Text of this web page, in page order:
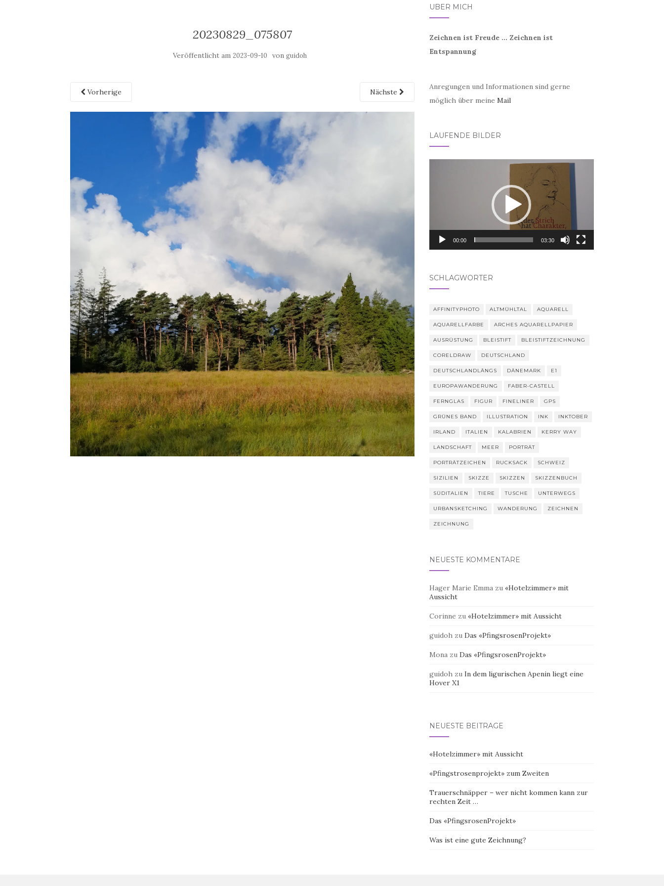
20230829_075807
Veröffentlicht am 2023-09-10 von guidoh
Vorherige Nächste
ÜBER MICH
Zeichnen ist Freude ... Zeichnen ist
Entspannung
Anregungen und Informationen sind gerne
möglich über meine Mail
LAUFENDE BILDER
00:00 03:30
SCHLAGWÖRTER
AFFINITYPHOTO ALTMÜHLTAL AQUARELL
AQUARELLFARBE ARCHES AQUARELLPAPIER
AUSRÜSTUNG BLEISTIFT BLEISTIFTZEICHNUNG
CORELDRAW DEUTSCHLAND
DEUTSCHLANDLÄNGS DÄNEMARK E1
EUROPAWANDERUNG FABER-CASTELL
FERNGLAS FIGUR FINELINER GPS
GRÜNES BAND ILLUSTRATION INK INKTOBER
IRLAND ITALIEN KALABRIEN KERRY WAY
LANDSCHAFT MEER PORTRÄT
PORTRÄTZEICHEN RUCKSACK SCHWEIZ
SIZILIEN SKIZZE SKIZZEN SKIZZENBUCH
SÜDITALIEN TIERE TUSCHE UNTERWEGS
URBANSKETCHING WANDERUNG ZEICHNEN
ZEICHNUNG
NEUESTE KOMMENTARE
Hager Marie Emmazu «Hotelzimmer» mit
Aussicht
Corinne zu «Hotelzimmer» mit Aussicht
guidohzu Das «PfingsrosenProjekt»
Monazu Das «PfingsrosenProjekt»
guidohzu In dem ligurischen Apenin liegt eine
Hover X1
NEUESTE BEITRÄGE
«Hotelzimmer» mit Aussicht
«Pfingstrosenprojekt» zum Zweiten
Trauerschnäpper – wer nicht kommen kann zur
rechten Zeit …
Das «PfingsrosenProjekt»
Was ist eine gute Zeichnung?